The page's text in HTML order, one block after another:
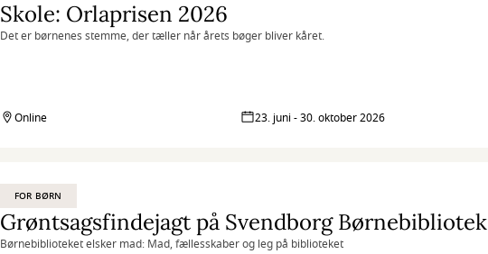
Skole: Orlaprisen 2026
Det er børnenes stemme, der tæller når årets bøger bliver kåret.
Online 23. juni - 30. oktober 2026
FOR BØRN
Grøntsagsfindejagt på Svendborg Børnebibliotek
Børnebiblioteket elsker mad: Mad, fællesskaber og leg på biblioteket